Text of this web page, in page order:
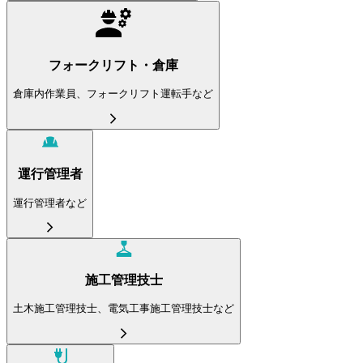
フォークリフト・倉庫
倉庫内作業員、フォークリフト運転手など
運行管理者
運行管理者など
施工管理技士
土木施工管理技士、電気工事施工管理技士など